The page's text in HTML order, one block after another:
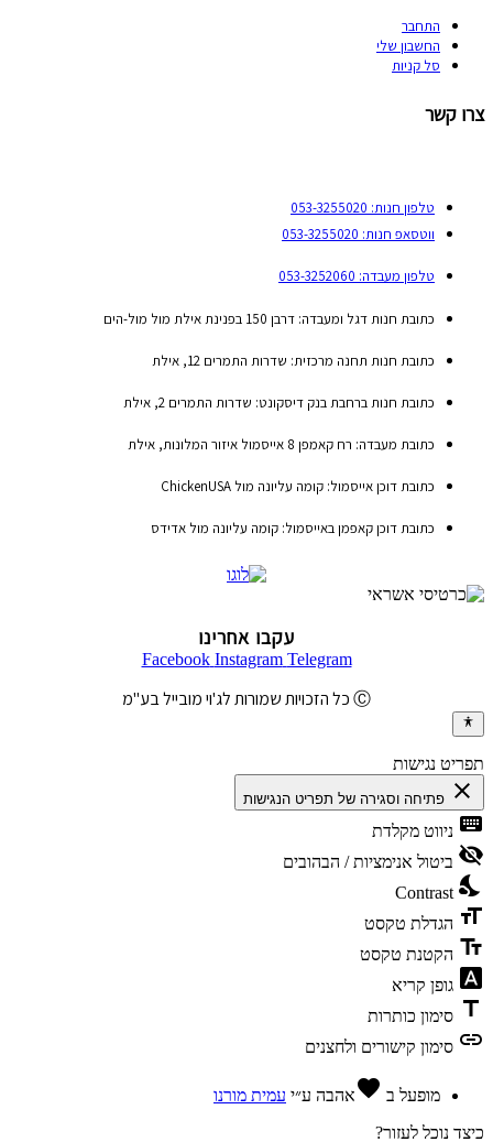
התחבר
החשבון שלי
סל קניות
צרו קשר
טלפון חנות: 053-3255020
ווטסאפ חנות: 053-3255020
טלפון מעבדה: 053-3252060
כתובת חנות דגל ומעבדה: דרבן 150 בפנינת אילת מול מול-הים
כתובת חנות תחנה מרכזית: שדרות התמרים 12, אילת
כתובת חנות ברחבת בנק דיסקונט: שדרות התמרים 2, אילת
כתובת מעבדה: רח קאמפן 8 אייסמול איזור המלונות, אילת
כתובת דוכן אייסמול: קומה עליונה מול ChickenUSA
כתובת דוכן קאפמן באייסמול: קומה עליונה מול אדידס
עקבו אחרינו
Facebook Instagram Telegram
Ⓒ כל הזכויות שמורות לג'וי מובייל בע"מ
תפריט נגישות
close פתיחה וסגירה של תפריט הנגישות
keyboard ניווט מקלדת
visibility_off ביטול אנימציות / הבהובים
nights_stay
Contrast
format_size הגדלת טקסט
text_fields הקטנת טקסט
font_download גופן קריא
title סימון כותרות
link סימון קישורים ולחצנים
מופעל ב favoriteאהבה ע״י עמית מורנו
כיצד נוכל לעזור?